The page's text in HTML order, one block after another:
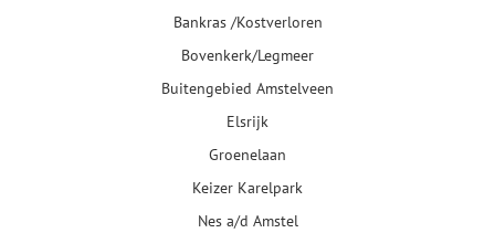
Bankras /Kostverloren
Bovenkerk/Legmeer
Buitengebied Amstelveen
Elsrijk
Groenelaan
Keizer Karelpark
Nes a/d Amstel